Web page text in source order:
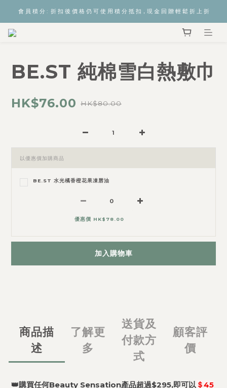
會 員 積 分 :  折 扣 後 價 格 仍 可 使 用 積 分 抵 扣，現 金 回 贈 輕 鬆 折 上 折
BE.ST 純棉雪白熱敷巾
HK$76.00 HK$80.00
以優惠價加購商品
BE.ST 水光橘香橙花果凍唇油
優惠價 HK$78.00
加入購物車
商品描
述
了解更
多
送貨及
付款方
式
顧客評
價
👑購買任何Beauty Sensation產品超過$295,即可以 ＄45